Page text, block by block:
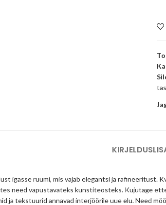
KIRJELDUS
igasse ruumi, mis vajab elegantsi ja rafineeritust.
need vapustavateks kunstiteosteks. Kujutage
ja tekstuurid annavad interjöörile uue elu. Need